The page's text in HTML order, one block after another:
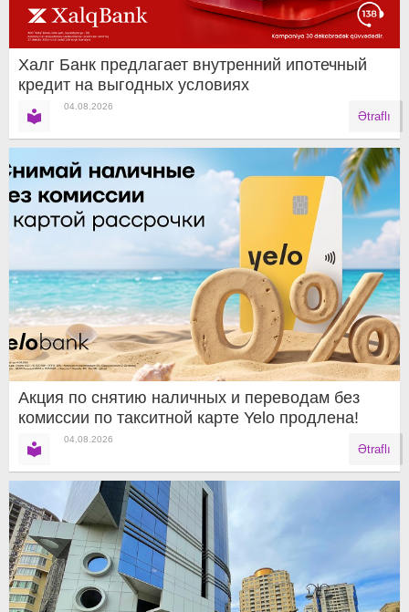
Халг Банк предлагает внутренний ипотечный
кредит на выгодных условиях
04.08.2026
Ətraflı
Акция по снятию наличных и переводам без
комиссии по такситной карте Yelo продлена!
04.08.2026
Ətraflı